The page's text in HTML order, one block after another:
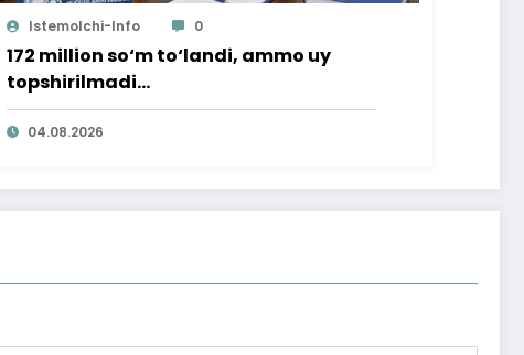
Istemolchi-Info 0
172 million so‘m to‘landi, ammo uy
topshirilmadi…
04.08.2026